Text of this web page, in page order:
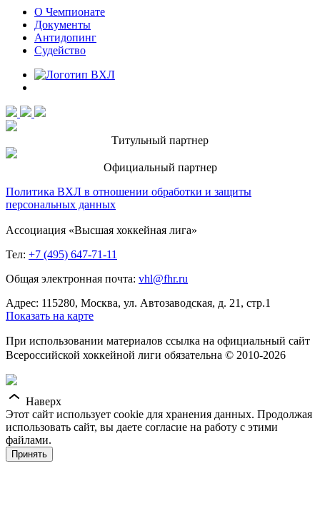
О Чемпионате
Документы
Антидопинг
Судейство
Титульный партнер
Официальный партнер
Политика ВХЛ в отношении обработки и защиты
персональных данных
Ассоциация «Высшая хоккейная лига»
Тел: +7 (495) 647-71-11
Общая электронная почта: vhl@fhr.ru
Адрес: 115280, Москва, ул. Автозаводская, д. 21, стр.1
Показать на карте
При использовании материалов ссылка на официальный сайт
Всероссийской хоккейной лиги обязательна © 2010-2026
Наверх
Этот сайт использует cookie для хранения данных. Продолжая
использовать сайт, вы даете согласие на работу с этими
файлами.
Принять